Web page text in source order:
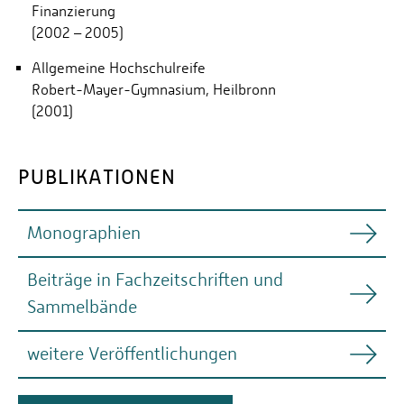
Finanzierung
(2002 – 2005)
Allgemeine Hochschulreife
Robert-Mayer-Gymnasium, Heilbronn
(2001)
PUBLIKATIONEN
Monographien
WEIMANN, M., Zeitwertbilanzierung und
Wirtschaftsprüfung, Wiesbaden 2012.
comprehensive comparison, Deloitte Luxembourg
Beiträge in Fachzeitschriften und
Sammelbände
WEIMANN, M./HAßLINGER, M./PAMPEL,
J./BONGERS, C./HAUPTMANN, N., Zweifelsfragen
weitere Veröffentlichungen